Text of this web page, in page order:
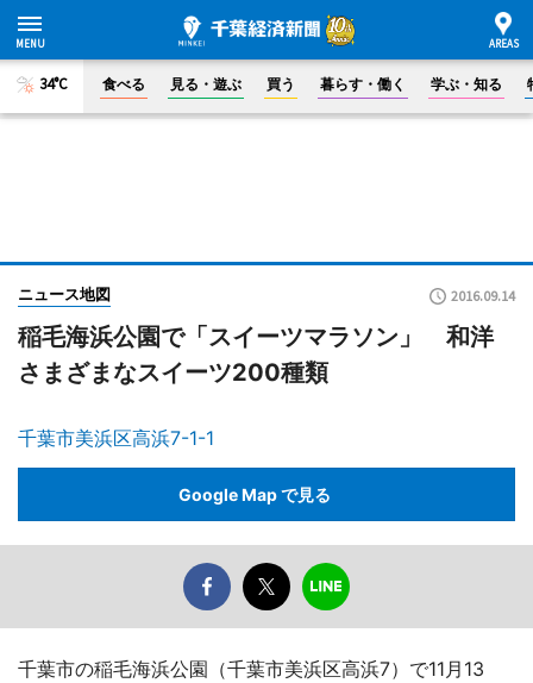
34°C 食べる 見る・遊ぶ 買う 暮らす・働く 学ぶ・知る
ニュース地図 2016.09.14
稲毛海浜公園で「スイーツマラソン」 和洋
さまざまなスイーツ200種類
千葉市美浜区高浜7-1-1
Google Map で見る
千葉市の稲毛海浜公園（千葉市美浜区高浜7）で11月13